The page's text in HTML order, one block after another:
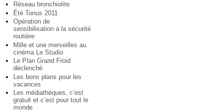
Réseau bronchiolite
Été Tonus 2011
Opération de
sensibilisation à la sécurité
routière
Mille et une merveilles au
cinéma Le Studio
Le Plan Grand Froid
déclenché
Les bons plans pour les
vacances
Les médiathèques, c’est
gratuit et c’est pour tout le
monde